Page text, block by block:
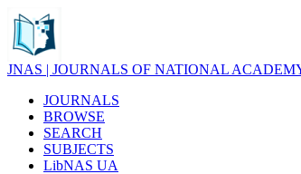
JNAS | JOURNALS OF NATIONAL
JOURNALS
BROWSE
SEARCH
SUBJECTS
LibNAS UA